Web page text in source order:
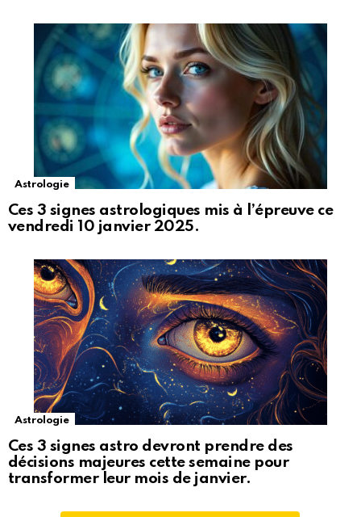
Astrologie
Ces 3 signes astrologiques mis à l’épreuve ce
vendredi 10 janvier 2025.
Astrologie
Ces 3 signes astro devront prendre des
décisions majeures cette semaine pour
transformer leur mois de janvier.